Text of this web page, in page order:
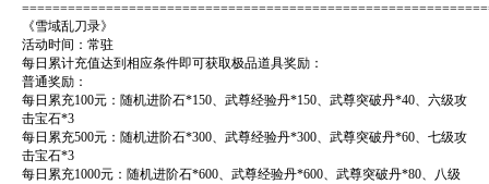
《雪域乱刀录》
活动时间：常驻
每日累计充值达到相应条件即可获取极品道具奖励：
普通奖励：
每日累充100元：随机进阶石*150、武尊经验丹*150、武尊突破丹*40、六级攻
击宝石*3
每日累充500元：随机进阶石*300、武尊经验丹*300、武尊突破丹*60、七级攻
击宝石*3
每日累充1000元：随机进阶石*600、武尊经验丹*600、武尊突破丹*80、八级